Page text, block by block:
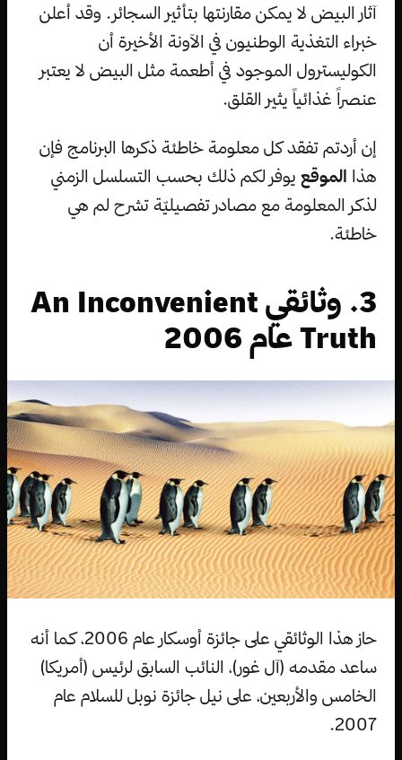
آثار البيض لا يمكن مقارنتها بتأثير السجائر. وقد أعلن
خبراء التغذية الوطنيون في الآونة الأخيرة أن
الكوليسترول الموجود في أطعمة مثل البيض لا يعتبر
عنصراً غذائياً يثير القلق.
إن أردتم تفقد كل معلومة خاطئة ذكرها البرنامج فإن
هذا الموقع يوفر لكم ذلك بحسب التسلسل الزمني
لذكر المعلومة مع مصادر تفصيليّة تشرح لم هي
خاطئة.
3. وثائقي An Inconvenient
Truth عام 2006
حاز هذا الوثائقي على جائزة أوسكار عام 2006، كما أنه
ساعد مقدمه (آل غور)، النائب السابق لرئيس (أمريكا)
الخامس والأربعين، على نيل جائزة نوبل للسلام عام
2007.